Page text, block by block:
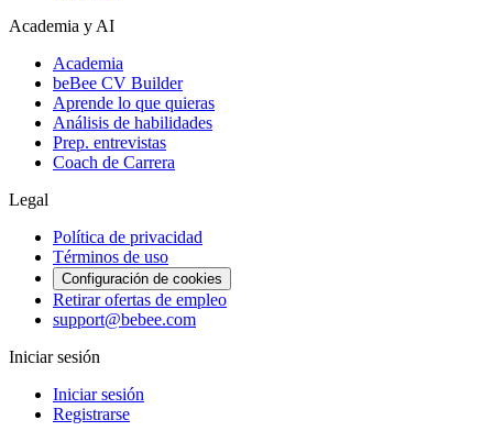
Academia y AI
Academia
beBee CV Builder
Aprende lo que quieras
Análisis de habilidades
Prep. entrevistas
Coach de Carrera
Legal
Política de privacidad
Términos de uso
Configuración de cookies
Retirar ofertas de empleo
support@bebee.com
Iniciar sesión
Iniciar sesión
Registrarse